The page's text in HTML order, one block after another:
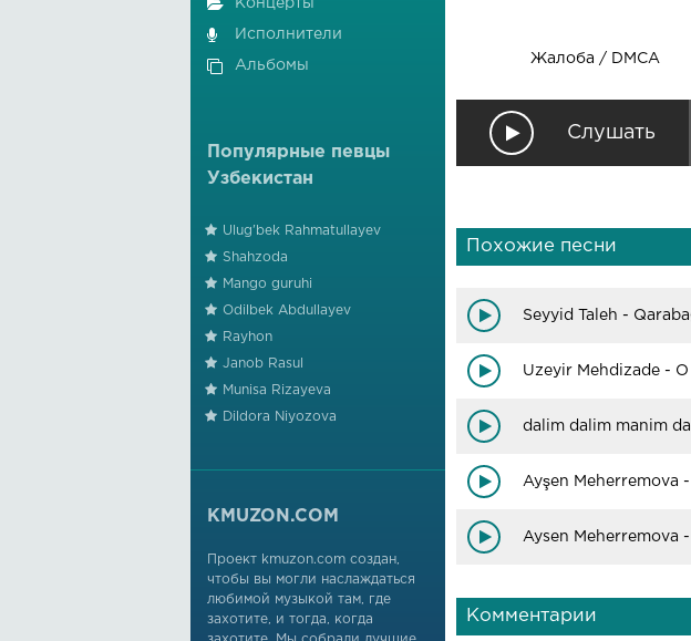
Жалоба / DMCA
Слушать
Похожие песни
Seyyid Taleh -
Uzeyir Mehdizade -
dalim dalim manim
Ayşen Meherremova
Aysen Meherremova
Комментарии
Концерты
Исполнители
Альбомы
Популярные певцы
Узбекистан
Ulug'bek Rahmatullayev
Shahzoda
Mango guruhi
Odilbek Abdullayev
Rayhon
Janob Rasul
Munisa Rizayeva
Dildora Niyozova
KMUZON.COM
Проект kmuzon.com создан,
чтобы вы могли наслаждаться
любимой музыкой там, где
захотите, и тогда, когда